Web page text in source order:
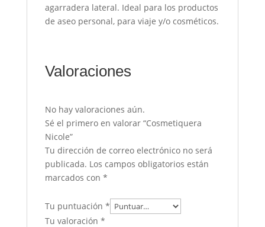
agarradera lateral. Ideal para los productos
de aseo personal, para viaje y/o cosméticos.
Valoraciones
No hay valoraciones aún.
Sé el primero en valorar “Cosmetiquera
Nicole”
Tu dirección de correo electrónico no será
publicada. Los campos obligatorios están
marcados con *
Tu puntuación *
Tu valoración *